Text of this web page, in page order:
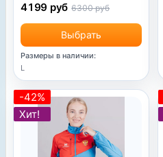
Выбрать
4199 руб 6300 руб
Размеры в наличии:
L
-42%
Хит!